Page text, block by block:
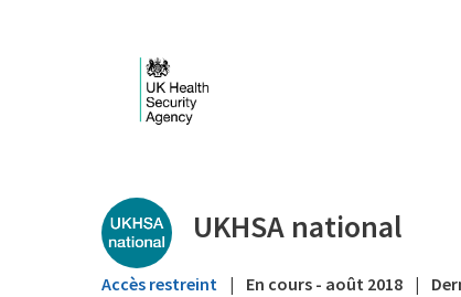
Public library -
UKHSA national
Accès restreint | En cours - août 2018 |